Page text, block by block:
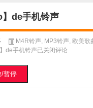
】de手机铃声
M4R铃声 MP3铃声 欧美歌
】de手机铃声已关闭评论
/暂停